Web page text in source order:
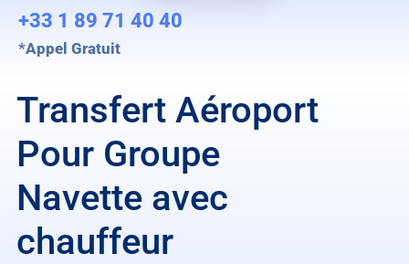
+33 1 89 71 40 40
*Appel Gratuit
Transfert Aéroport
Pour Groupe
Navette avec
chauffeur